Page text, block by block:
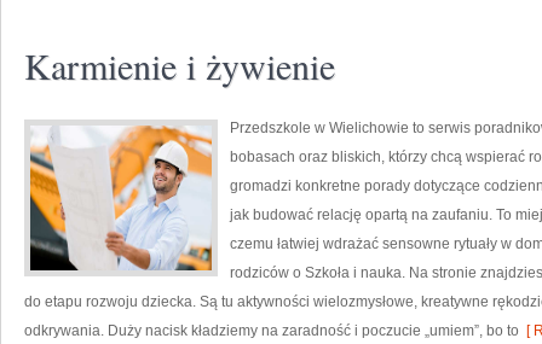
Karmienie i żywienie
Przedszkole w Wielichowie to serwis
bobasach oraz bliskich, którzy chcą wspierać
gromadzi konkretne porady dotyczące
jak budować relację opartą na zaufaniu. To
czemu łatwiej wdrażać sensowne rytuały w
rodziców o Szkoła i nauka. Na stronie
do etapu rozwoju dziecka. Są tu aktywności wielozmysłowe, kreatywne
odkrywania. Duży nacisk kładziemy na zaradność i poczucie „umiem”, bo to [